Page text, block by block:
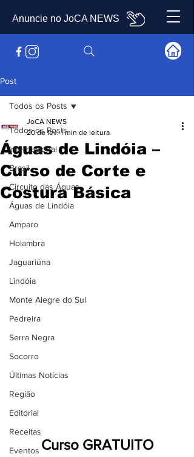
Anuncie no JoCA NEWS
Post
Todos os Posts
Internacional
Brasil
Circuito das Águas
Águas de Lindóia
Amparo
Holambra
Jaguariúna
Lindóia
Monte Alegre do Sul
Pedreira
Serra Negra
Socorro
Últimas Notícias
Região
Editorial
Receitas
Eventos
Todos os Posts
Águas de Lindóia –
Curso de Corte e
Costura Básica
JoCA NEWS
20 de fev. 1 min de leitura
Curso GRATUITO